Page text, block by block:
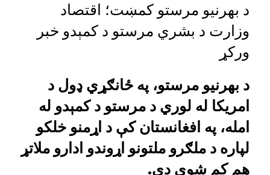
د بهرنیو مرستو کمښت؛ اقتصاد
وزارت د بشري مرستو د کمېدو خبر
ورکړ
د بهرنیو مرستو، په ځانګړي ډول د
امریکا له لوري د مرستو د کمېدو له
امله، په افغانستان کې د اړمنو خلکو
لپاره د ملګرو ملتونو اړوندو ادارو ملاتړ
هم کم شوی دی.